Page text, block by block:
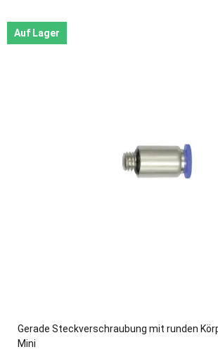
Auf Lager
Gerade Steckverschraubung mit runden
Mini